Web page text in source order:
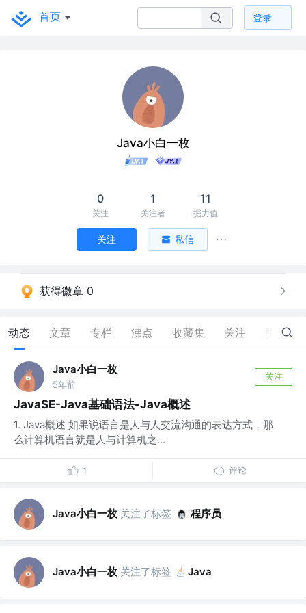
首页 登录
Java小白一枚
0
关注
1
关注者
11
掘力值
关注 私信
获得徽章 0
动态 文章 专栏 沸点 收藏集 关注 1
Java小白一枚
5年前
关注
JavaSE-Java基础语法-Java概述
1. Java概述 如果说语言是人与人交流沟通的表达方式，那
么计算机语言就是人与计算机之...
1 评论
Java小白一枚 关注了标签 程序员
Java小白一枚 关注了标签 Java